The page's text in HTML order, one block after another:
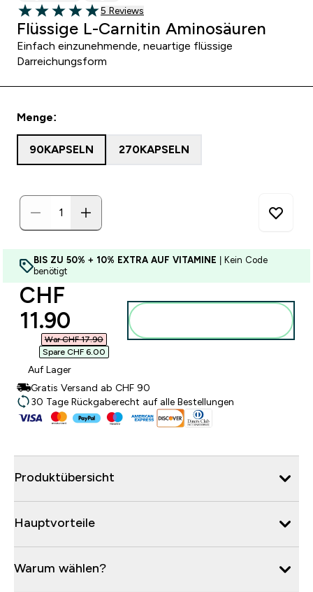
5 out of 5 stars
5 customer reviews
5 Reviews
Flüssige L-Carnitin Aminosäuren
Einfach einzunehmende, neuartige flüssige
Darreichungsform
Menge:
90KAPSELN 270KAPSELN
BIS ZU 50% + 10% EXTRA AUF VITAMINE
| Kein Code
benötigt
discounted price
CHF
11.90‎
War CHF 17.90‎
Spare CHF 6.00‎
Auf Lager
Gratis Versand ab CHF 90
30 Tage Rückgaberecht auf alle Bestellungen
Produktübersicht
Hauptvorteile
Warum wählen?